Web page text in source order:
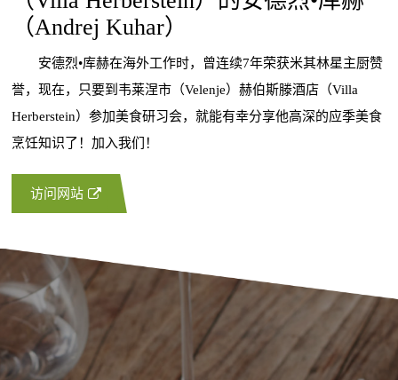
（Andrej Kuhar）
安德烈•库赫在海外工作时，曾连续7年荣获米其林星主厨赞
誉，现在，只要到韦莱涅市（Velenje）赫伯斯滕酒店（Villa
Herberstein）参加美食研习会，就能有幸分享他高深的应季美食
烹饪知识了！加入我们！
访问网站